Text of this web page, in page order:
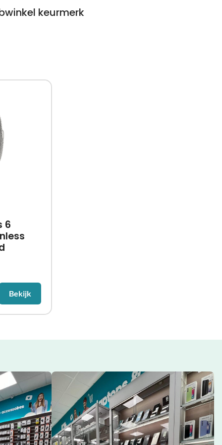
keurmerk
6
Bekijk